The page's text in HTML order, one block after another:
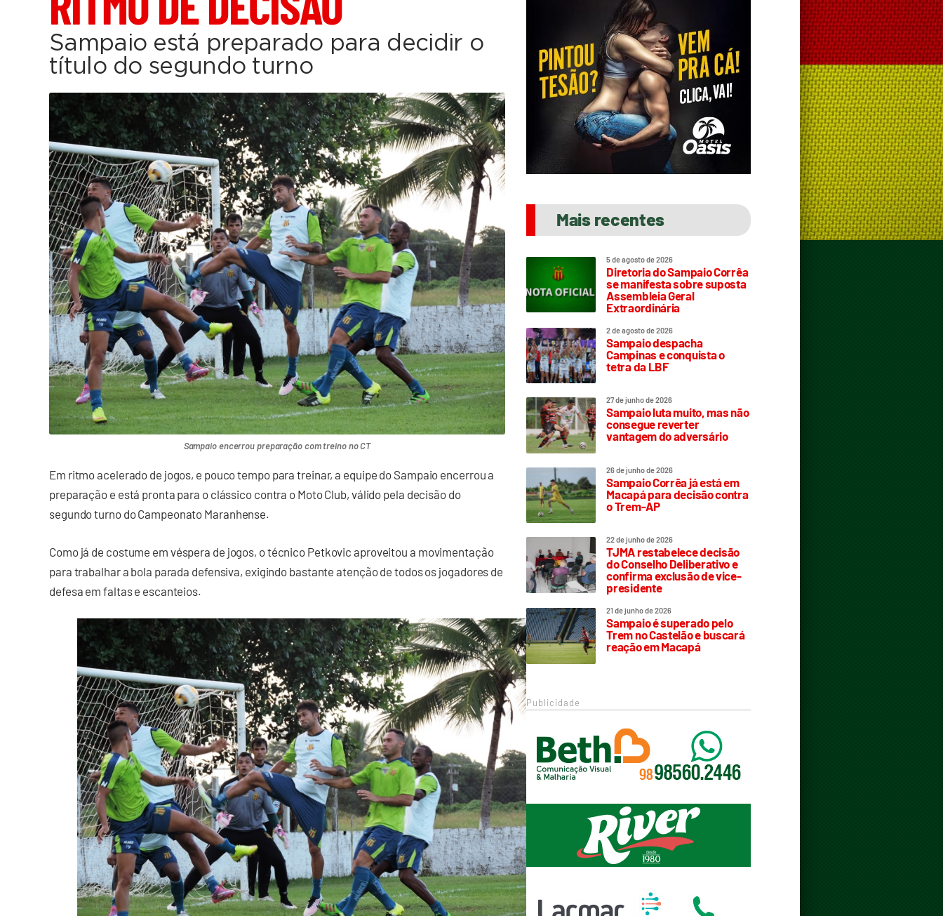
Sampaio está preparado para decidir o
título do segundo turno
Sampaio encerrou preparação com treino no CT
Em ritmo acelerado de jogos, e pouco tempo para treinar, a equipe do Sampaio encerrou a
preparação e está pronta para o clássico contra o Moto Club, válido pela decisão do
segundo turno do Campeonato Maranhense.
Como já de costume em véspera de jogos, o técnico Petkovic aproveitou a movimentação
para trabalhar a bola parada defensiva, exigindo bastante atenção de todos os jogadores de
defesa em faltas e escanteios.
Mais recentes
5 de agosto de 2026
Diretoria do Sampaio Corrêa
se manifesta sobre suposta
Assembleia Geral
Extraordinária
2 de agosto de 2026
Sampaio despacha
Campinas e conquista o
tetra da LBF
27 de junho de 2026
Sampaio luta muito, mas não
consegue reverter
vantagem do adversário
26 de junho de 2026
Sampaio Corrêa já está em
Macapá para decisão contra
o Trem-AP
22 de junho de 2026
TJMA restabelece decisão
do Conselho Deliberativo e
confirma exclusão de vice-
presidente
21 de junho de 2026
Sampaio é superado pelo
Trem no Castelão e buscará
reação em Macapá
Publicidade